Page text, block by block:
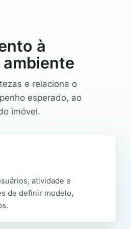
à
e relaciona o
esperado, ao
imóvel.
atividade e
de definir modelo,